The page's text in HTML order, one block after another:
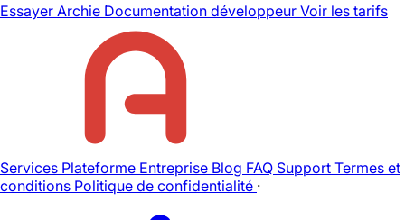
Essayer Archie Documentation développeur Voir les tarifs
Services Plateforme Entreprise Blog FAQ Support Termes et
conditions Politique de confidentialité ·